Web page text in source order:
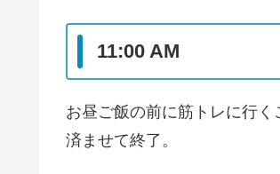
11:00 AM
お昼ご飯の前に筋トレに行
済ませて終了。